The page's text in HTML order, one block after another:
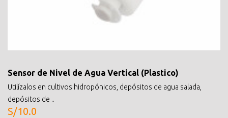
Sensor de Nivel de Agua Vertical (Plastico)
Utilízalos en cultivos hidropónicos, depósitos de agua salada,
depósitos de ..
S/10.0